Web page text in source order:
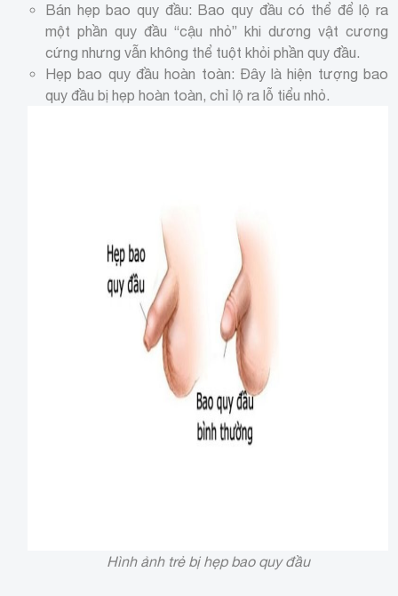
Bán hẹp bao quy đầu: Bao quy đầu có thể để lộ ra
một phần quy đầu “cậu nhỏ” khi dương vật cương
cứng nhưng vẫn không thể tuột khỏi phần quy đầu.
Hẹp bao quy đầu hoàn toàn: Đây là hiện tượng bao
quy đầu bị hẹp hoàn toàn, chỉ lộ ra lỗ tiểu nhỏ.
Hình ảnh trẻ bị hẹp bao quy đầu